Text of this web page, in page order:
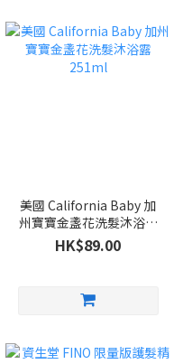
美國 California Baby 加
州寶寶金盞花洗髮沐浴露
251ml
HK$89.00